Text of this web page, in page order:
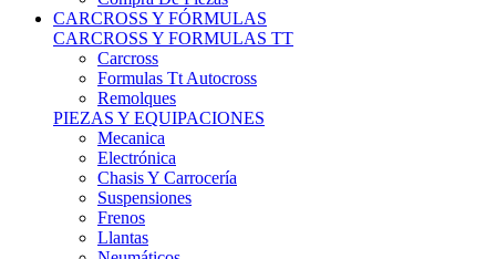
CARCROSS Y FORMULAS TT
Carcross
Formulas Tt Autocross
Remolques
PIEZAS Y EQUIPACIONES
Mecanica
Electrónica
Chasis Y Carrocería
Suspensiones
Frenos
Llantas
Neumáticos
Resto De Piezas